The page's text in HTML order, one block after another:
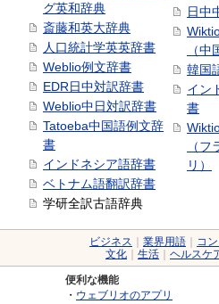
グ英和辞典
斎藤和英大辞典
人口統計学英英辞書
Weblio例文辞書
EDR日中対訳辞書
Weblio中日対訳辞書
Tatoeba中国語例文辞
書
インドネシア語辞書
ベトナム語翻訳辞書
学研全訳古語辞典
日中
（中
韓国
イン
書
（
リ）
ビジネス 業界用語 コ
文化
生活 ヘルスケ
便利な機能
・ ウェブリオのアプリ